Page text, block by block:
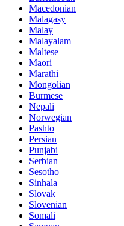
Macedonian
Malagasy
Malay
Malayalam
Maltese
Maori
Marathi
Mongolian
Burmese
Nepali
Norwegian
Pashto
Persian
Punjabi
Serbian
Sesotho
Sinhala
Slovak
Slovenian
Somali